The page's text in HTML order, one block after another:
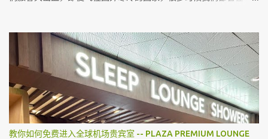
都会建议我不要上网买，为什么呢
教你如何免费进入全球机场贵宾室 -- PLAZA PREMIUM LOUNGE